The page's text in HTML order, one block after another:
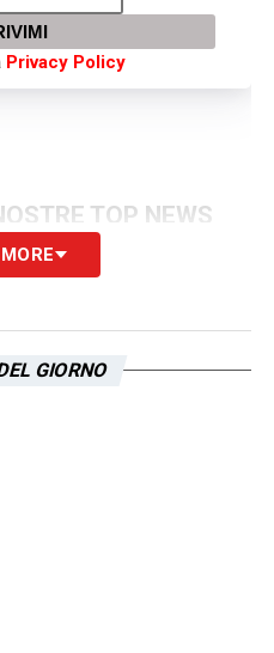
Privacy Policy
TOP NEWS
GIORNO